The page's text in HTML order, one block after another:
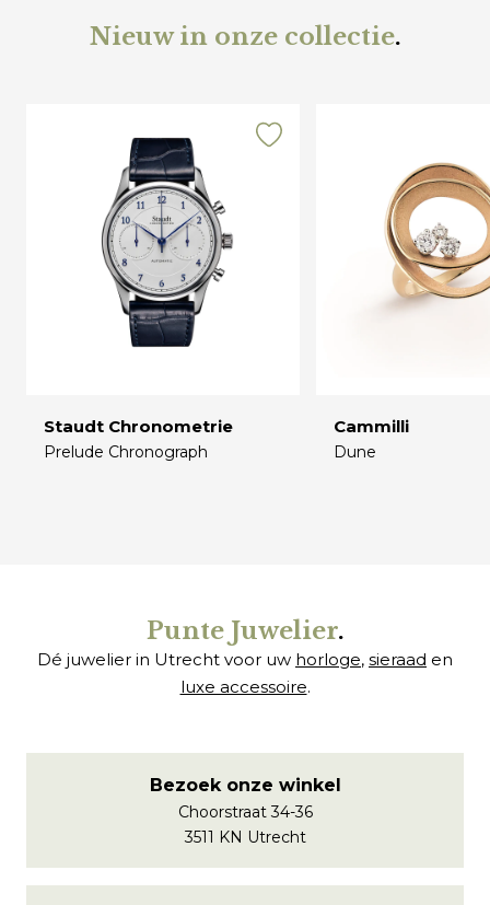
Nieuw in onze collectie.
Staudt Chronometrie
Prelude Chronograph
Cammilli
Dune
Punte Juwelier.
Dé juwelier in Utrecht voor uw horloge, sieraad en
luxe accessoire.
Bezoek onze winkel
Choorstraat 34-36
3511 KN Utrecht